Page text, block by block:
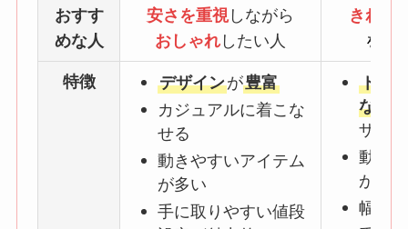
おすす
めな人
安さを重視しながら
おしゃれ したい人
きれい
を楽
特徴 デザインが豊富
カジュアルに着こな
せる
動きやすいアイテム
が多い
手に取りやすい値段
トレ
ない
ザイン
動き
が多い
幅広